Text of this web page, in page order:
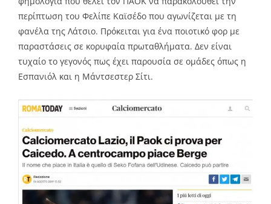
περίπτωση του Φελίπε Καϊσέδο που αγωνίζεται με τη
φανέλα της Λάτσιο. Πρόκειται για ένα ποιοτικό φορ με
παραστάσεις σε κορυφαία πρωταθλήματα. Δεν είναι
τυχαίο το γεγονός πως έχει παρουσία σε ομάδες όπως η
Εσπανιόλ και η Μάντσεστερ Σίτι.